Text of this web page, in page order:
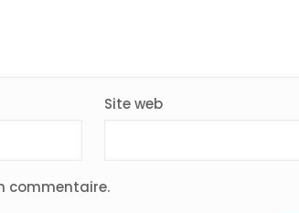
Site web
commentaire.